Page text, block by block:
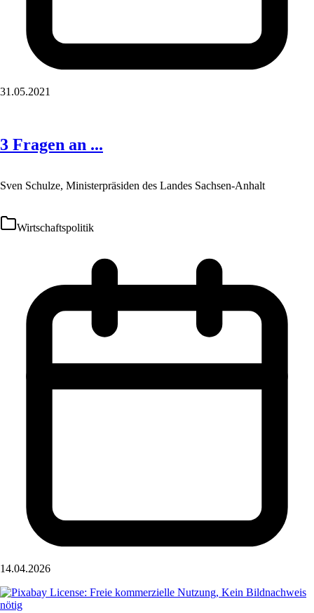
31.05.2021
3 Fragen an ...
Sven Schulze, Ministerpräsiden des Landes Sachsen-Anhalt
Wirtschaftspolitik
14.04.2026